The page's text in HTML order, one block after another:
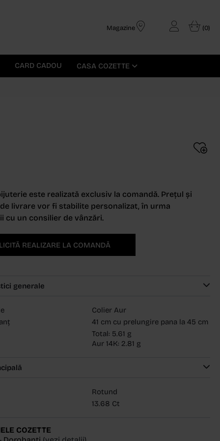
Magazine (0)
CARD CADOU CASA COZETTE
este realizată exclusiv la comandă. Prețul și
livrare vor fi stabilite personalizat, în urma
cu un consilier de vânzări.
REALIZARE LA COMANDĂ
generale
Colier Aur
41 cm cu prelungire pana la 45 cm
Total: 5.61 g
Aur 14K: 2.81 g
Rotund
13.68 Ct
COZETTE